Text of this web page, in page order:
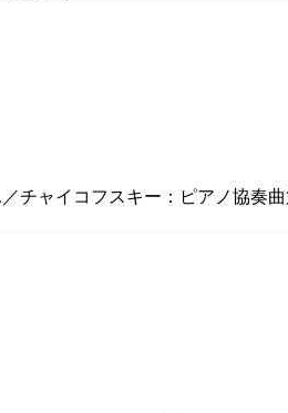
ャイコフスキー：ピアノ協奏